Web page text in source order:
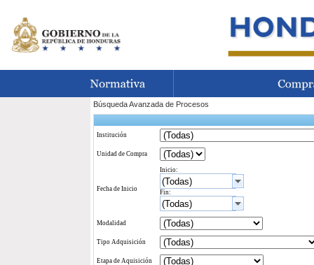
Búsqueda Avanzada de Procesos
Institución
Unidad de Compra
Fecha de Inicio
Inicio:
Fin:
Modalidad
Tipo Adquisición
Etapa de Aquisición